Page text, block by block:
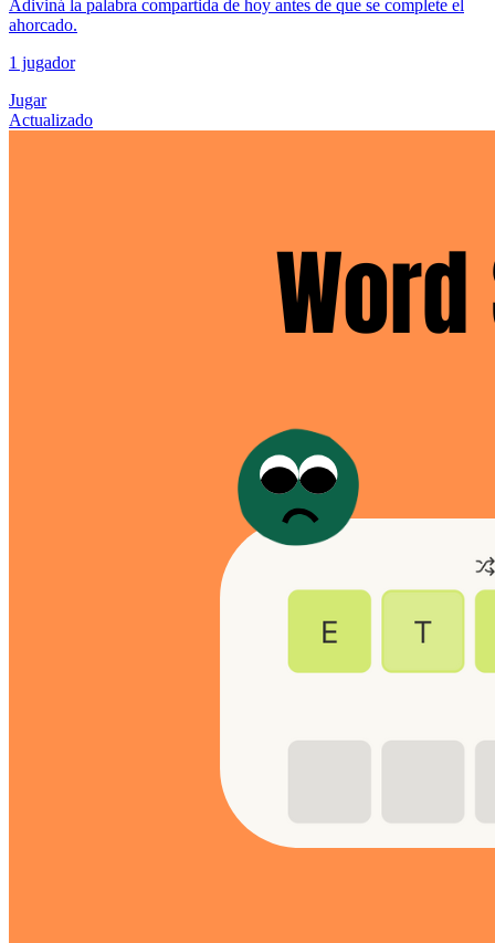
Adiviná la palabra compartida de hoy antes de que se complete el
ahorcado.
1 jugador
Jugar
Actualizado